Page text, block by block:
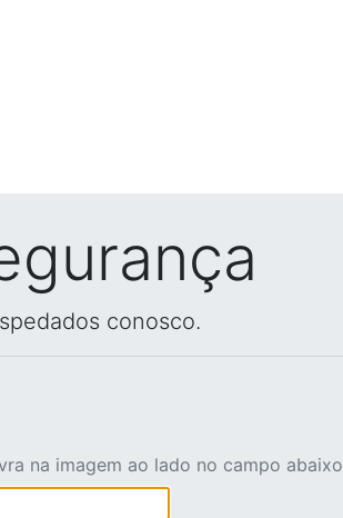
conosco.
na imagem ao lado no campo abaixo